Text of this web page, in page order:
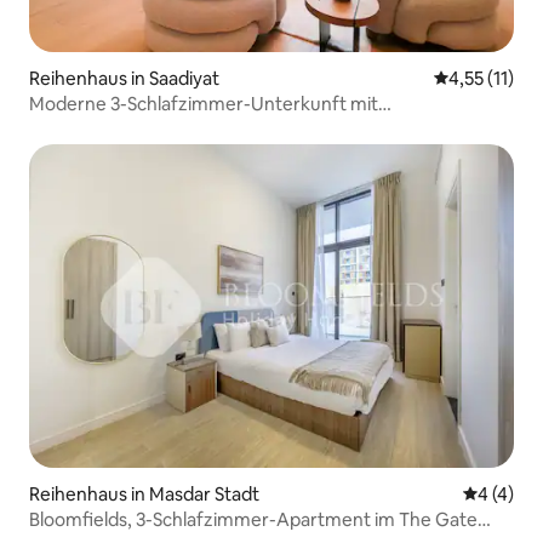
Reihenhaus in Saadiyat
4,55 (11)
Moderne 3-Schlafzimmer-Unterkunft mit
Reihenhaus in Masdar Stadt
4 (4)
Bloomfields, 3-Schlafzimmer-Apartment im The Gate